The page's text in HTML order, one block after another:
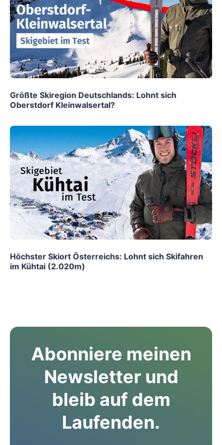
Größte Skiregion Deutschlands: Lohnt sich
Oberstdorf Kleinwalsertal?
Höchster Skiort Österreichs: Lohnt sich Skifahren
im Kühtai (2.020m)
Abonniere meinen
Newsletter und
bleib auf dem
Laufenden.